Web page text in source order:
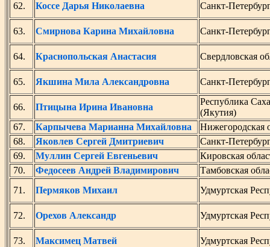
62. Коссе Дарья Николаевна Санкт-
63. Смирнова Карина Михайловна Санкт-
64. Краснопольская Анастасия Свердловская
65. Якшина Мила Александровна Санкт-
66. Птицына Ирина Ивановна
Республика Саха
(Якутия)
67.
Карпычева Марианна Михайловна
Нижегородская
68.
Яковлев Сергей Дмитриевич
Санкт-
69.
Муллин Сергей Евгеньевич
Кировская
70.
Федосеев Андрей Владимирович
Тамбовская
71.
Пермяков Михаил Удмуртская
72. Орехов Александр Удмуртская
73. Максимец Матвей Удмуртская